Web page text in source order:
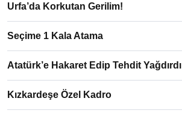
Urfa’da Korkutan Gerilim!
Seçime 1 Kala Atama
Atatürk’e Hakaret Edip Tehdit Yağdırdı
Kızkardeşe Özel Kadro